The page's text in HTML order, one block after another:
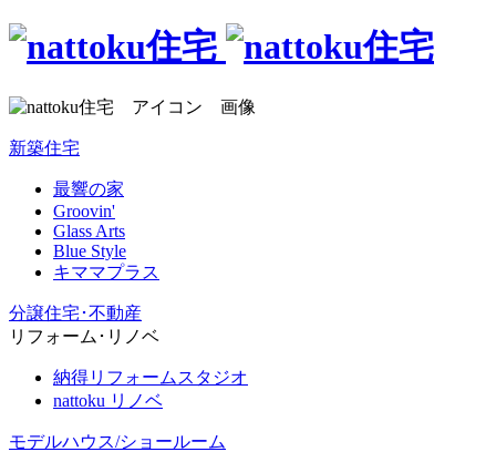
新築住宅
最響の家
Groovin'
Glass Arts
Blue Style
キママプラス
分譲住宅･不動産
リフォーム･リノベ
納得リフォームスタジオ
nattoku リノベ
モデルハウス/ショールーム